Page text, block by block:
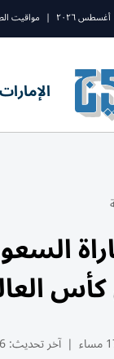
| مواقيت
الإمارات
| آخر تحديث:26